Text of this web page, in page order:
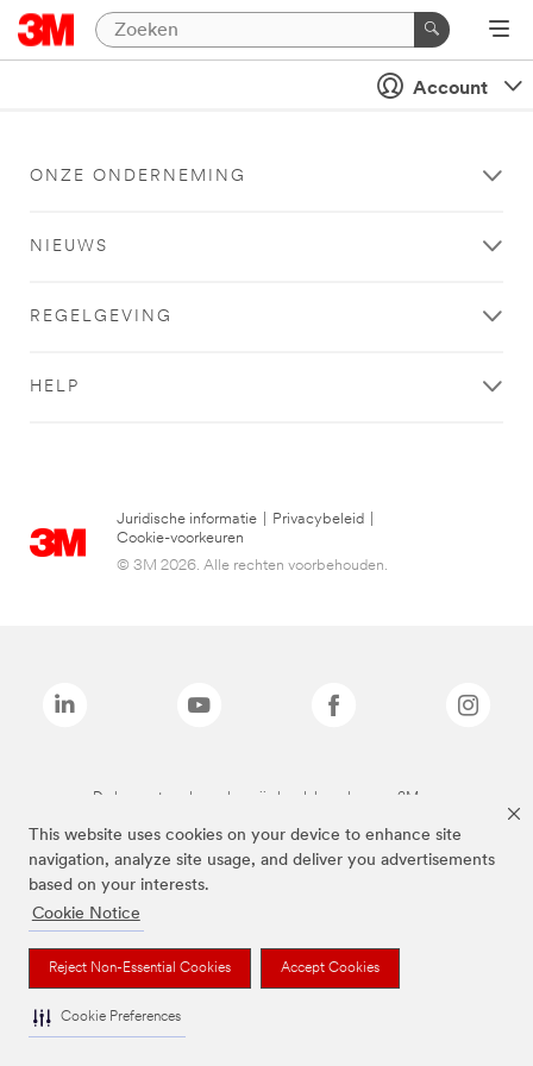
This website uses cookies on your device to enhance site
navigation, analyze site usage, and deliver you advertisements
based on your interests.
Cookie Notice
Reject Non-Essential Cookies Accept Cookies
Cookie Preferences
Account
ONZE ONDERNEMING
NIEUWS
REGELGEVING
HELP
Juridische informatie Privacybeleid
Cookie-voorkeuren
© 3M 2026. Alle rechten voorbehouden.
De bovenstaande merken zijn handelsmerken van 3M.we